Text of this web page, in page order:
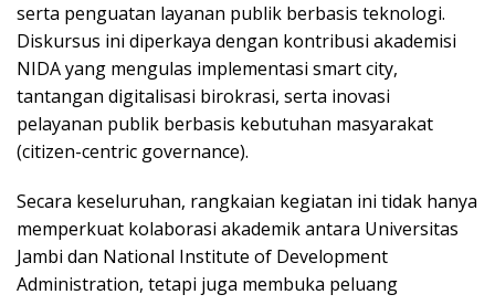
serta penguatan layanan publik berbasis teknologi.
Diskursus ini diperkaya dengan kontribusi akademisi
NIDA yang mengulas implementasi smart city,
tantangan digitalisasi birokrasi, serta inovasi
pelayanan publik berbasis kebutuhan masyarakat
(citizen-centric governance).
Secara keseluruhan, rangkaian kegiatan ini tidak hanya
memperkuat kolaborasi akademik antara Universitas
Jambi dan National Institute of Development
Administration, tetapi juga membuka peluang